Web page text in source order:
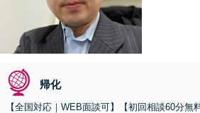
帰化
【全国対応｜WEB面談可】【初回相談60分無